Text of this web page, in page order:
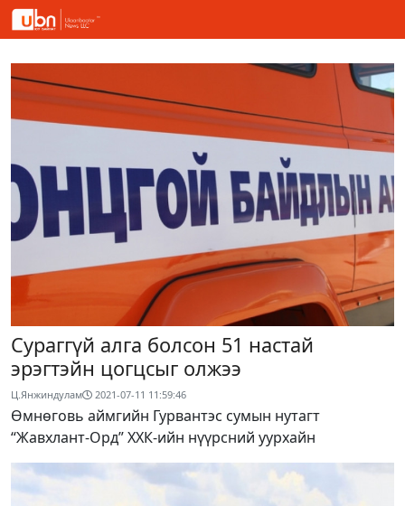
Сураггүй алга болсон 51 настай
эрэгтэйн цогцсыг олжээ
Ц.Янжиндулам 2021-07-11 11:59:46
Өмнөговь аймгийн Гурвантэс сумын нутагт
“Жавхлант-Орд” ХХК-ийн нүүрсний уурхайн